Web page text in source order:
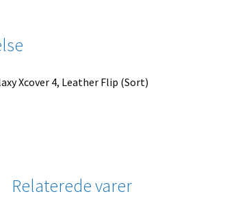
Xcover 4, Leather Flip (Sort)
Relaterede varer